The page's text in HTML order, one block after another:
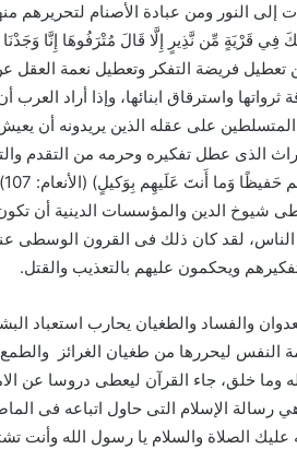
النور ومن عبادة الأصنام لتحريرهم منها
قَرْيَةٍ مِّن نَّذِيرٍ إِلَّا قَالَ مُتْرَفُوهَا إِنَّا وَجَدْنَا
لنا شيوخ الدين تعطيل فريضة التفكر وتعطيل نعمة
واسترقاق ابنائها، وإذا أراد
المتسلطين على عقله الذين يريدونه أن
الذى عطل تفكيره وحرمه من التقدم
شيوخ الدين والمؤسسات الدينية أن
الناس، لقد كان ذلك فى القرون الوسطى
ويحكمون عليهم بالتعذيب والقتل.
والفساد والطغيان يحارب استعباد
ليحررها من طغيان الغرائز والطمع
وما خلق، جاء القرآن ليعطى دروسا عن
رسالة الإسلام التى حاول اتباعه فى
عليك الصلاة والسلام يا رسول الله وأنت
فبراير 11, 2026
جمال البادية